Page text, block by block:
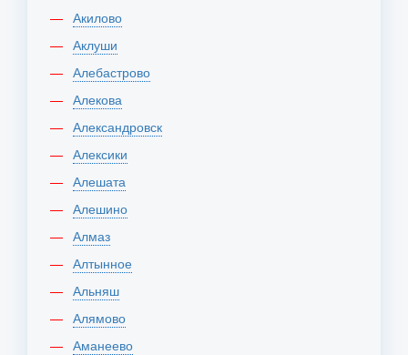
Акилово
Аклуши
Алебастрово
Алекова
Александровск
Алексики
Алешата
Алешино
Алмаз
Алтынное
Альняш
Алямово
Аманеево